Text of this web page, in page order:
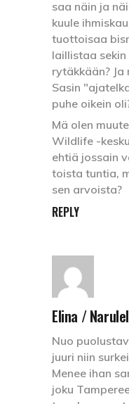
saa näin ja
kuule
tuottoisaa
laillistaa
rytäkkään? Ja
Sasin
puhe oikein
Mä olen
Wildlife -
ehtiä jossain
toista tuntia,
sen arvoista?
REPLY
Elina /
Nuo
juuri niin
Menee ihan
joku